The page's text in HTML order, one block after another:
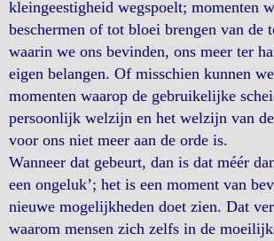
kleingeestigheid wegspoelt; momenten
beschermen of tot bloei brengen van de
waarin we ons bevinden, ons meer ter
eigen belangen. Of misschien kunnen
momenten waarop de gebruikelijke
persoonlijk welzijn en het welzijn van
voor ons niet meer aan de orde is.
Wanneer dat gebeurt, dan is dat méér
een ongeluk’; het is een moment van
nieuwe mogelijkheden doet zien. Dat
waarom mensen zich zelfs in de